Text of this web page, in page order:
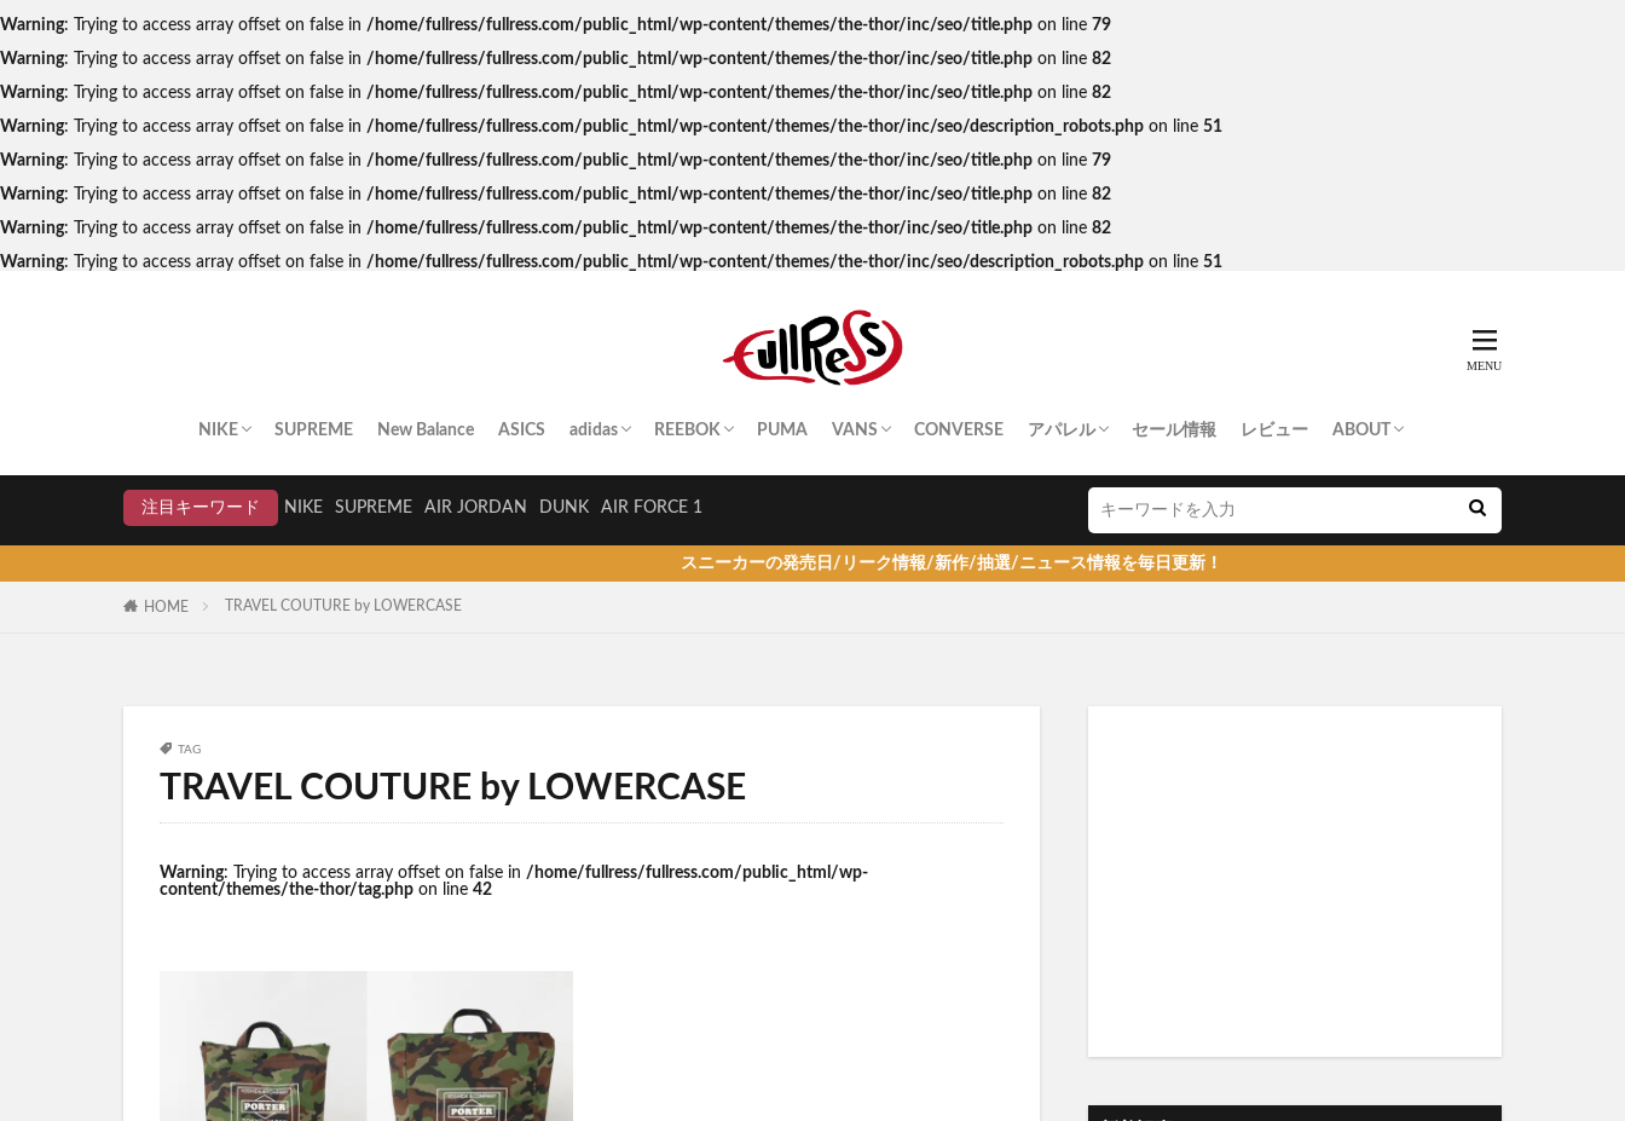
Warning: Trying to access array offset on false in /home/fullress/fullress.com/public_html/wp-content/themes/the-thor/inc/seo/title.php on line 79
Warning: Trying to access array offset on false in /home/fullress/fullress.com/public_html/wp-content/themes/the-thor/inc/seo/title.php on line 82
Warning: Trying to access array offset on false in /home/fullress/fullress.com/public_html/wp-content/themes/the-thor/inc/seo/title.php on line 82
Warning: Trying to access array offset on false in /home/fullress/fullress.com/public_html/wp-content/themes/the-thor/inc/seo/description_robots.php on line 51
Warning: Trying to access array offset on false in /home/fullress/fullress.com/public_html/wp-content/themes/the-thor/inc/seo/title.php on line 79
Warning: Trying to access array offset on false in /home/fullress/fullress.com/public_html/wp-content/themes/the-thor/inc/seo/title.php on line 82
Warning: Trying to access array offset on false in /home/fullress/fullress.com/public_html/wp-content/themes/the-thor/inc/seo/title.php on line 82
Warning: Trying to access array offset on false in /home/fullress/fullress.com/public_html/wp-content/themes/the-thor/inc/seo/description_robots.php on line 51
NIKE SUPREME New Balance ASICS adidas REEBOK PUMA VANS CONVERSE アパレル セール情報 レビュー ABOUT
注目キーワード
NIKE SUPREME AIR JORDAN DUNK AIR FORCE 1
スニーカーの発売日/リーク情報/新作/抽選/ニュース情報を毎日更新！
HOME TRAVEL COUTURE by LOWERCASE
TAG
TRAVEL COUTURE by LOWERCASE
Warning: Trying to access array offset on false in /home/fullress/fullress.com/public_html/wp-
content/themes/the-thor/tag.php on line 42